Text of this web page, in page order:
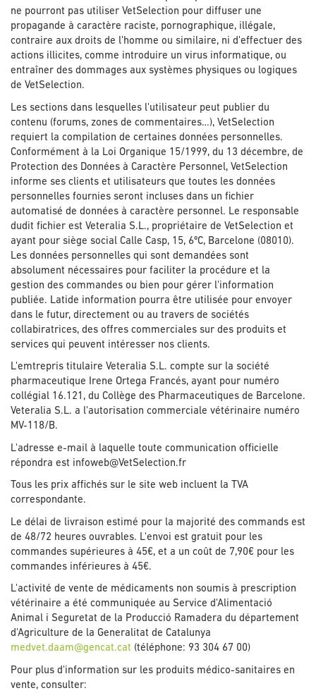
ne pourront pas utiliser VetSelection pour diffuser une
propagande à caractère raciste, pornographique, illégale,
contraire aux droits de l'homme ou similaire, ni d'effectuer des
actions illicites, comme introduire un virus informatique, ou
entraîner des dommages aux systèmes physiques ou logiques
de VetSelection.
Les sections dans lesquelles l'utilisateur peut publier du
contenu (forums, zones de commentaires…), VetSelection
requiert la compilation de certaines données personnelles.
Conformément à la Loi Organique 15/1999, du 13 décembre, de
Protection des Données à Caractère Personnel, VetSelection
informe ses clients et utilisateurs que toutes les données
personnelles fournies seront incluses dans un fichier
automatisé de données à caractère personnel. Le responsable
dudit fichier est Veteralia S.L., propriétaire de VetSelection et
ayant pour siège social Calle Casp, 15, 6ºC, Barcelone (08010).
Les données personnelles qui sont demandées sont
absolument nécessaires pour faciliter la procédure et la
gestion des commandes ou bien pour gérer l'information
publiée. Latide information pourra être utilisée pour envoyer
dans le futur, directement ou au travers de sociétés
collabiratrices, des offres commerciales sur des produits et
services qui peuvent intéresser nos clients.
L'emtrepris titulaire Veteralia S.L. compte sur la société
pharmaceutique Irene Ortega Francés, ayant pour numéro
collégial 16.121, du Collège des Pharmaceutiques de Barcelone.
Veteralia S.L. a l'autorisation commerciale vétérinaire numéro
MV-118/B.
L'adresse e-mail à laquelle toute communication officielle
répondra est infoweb@VetSelection.fr
Tous les prix affichés sur le site web incluent la TVA
correspondante.
Le délai de livraison estimé pour la majorité des commands est
de 48/72 heures ouvrables. L'envoi est gratuit pour les
commandes supérieures à 45€, et a un coût de 7,90€ pour les
commandes inférieures à 45€.
L'activité de vente de médicaments non soumis à prescription
vétérinaire a été communiquée au Service d'Alimentació
Animal i Seguretat de la Producció Ramadera du département
d'Agriculture de la Generalitat de Catalunya
medvet.daam@gencat.cat (téléphone: 93 304 67 00)
Pour plus d'information sur les produits médico-sanitaires en
vente, consulter: